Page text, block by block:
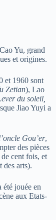
Yu, grand
et origines.
et 1960 sont
Zetian), Lao
du soleil,
Jiao Yuyi a
Gou’er,
des pièces
cent fois, et
des arts).
été jouée en
aux Etats-